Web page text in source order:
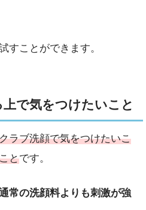
すことができます。
で気をつけたいこと
ラブ洗顔で気をつけたいこ
とです。
常の洗顔料よりも刺激が強